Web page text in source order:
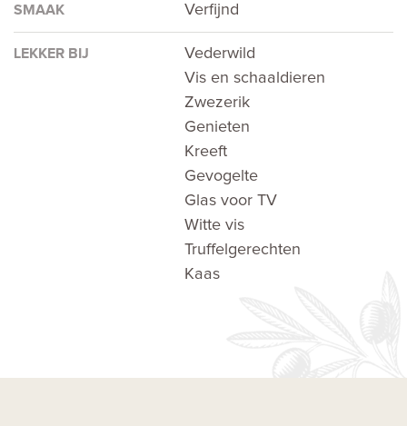
SMAAK Verfijnd
LEKKER BIJ
Vederwild
Vis en schaaldieren
Zwezerik
Genieten
Kreeft
Gevogelte
Glas voor TV
Witte vis
Truffelgerechten
Kaas